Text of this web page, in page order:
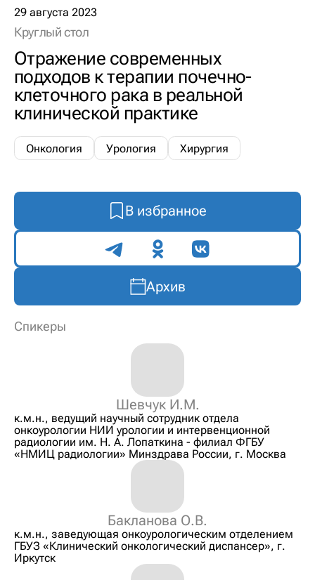
29 августа 2023
Круглый стол
Отражение современных
подходов к терапии почечно-
клеточного рака в реальной
клинической практике
Онкология Урология Хирургия
В избранное
Поделиться
Архив
Спикеры
Шевчук И.М.
к.м.н., ведущий научный сотрудник отдела
онкоурологии НИИ урологии и интервенционной
радиологии им. Н. А. Лопаткина - филиал ФГБУ
«НМИЦ радиологии» Минздрава России, г. Москва
Бакланова О.В.
к.м.н., заведующая онкоурологическим отделением
ГБУЗ «Клинический онкологический диспансер», г.
Иркутск